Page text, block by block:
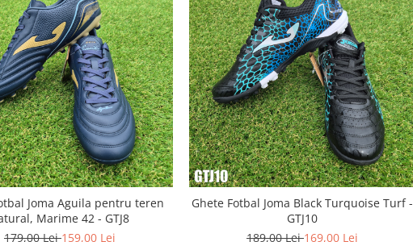
Joma Aguila pentru teren
Marime 42 - GTJ8
179,00 Lei159,00 Lei
Ghete Fotbal Joma Black Turquoise Turf -
GTJ10
189,00 Lei169,00 Lei